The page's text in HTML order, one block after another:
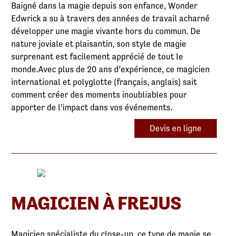
Baigné dans la magie depuis son enfance, Wonder
Edwrick a su à travers des années de travail acharné
développer une magie vivante hors du commun. De
nature joviale et plaisantin, son style de magie
surprenant est facilement apprécié de tout le
monde.Avec plus de 20 ans d’expérience, ce magicien
international et polyglotte (français, anglais) sait
comment créer des moments inoubliables pour
apporter de l’impact dans vos événements.
Devis en ligne
MAGICIEN À FREJUS
Magicien spécialiste du close-up, ce type de magie se